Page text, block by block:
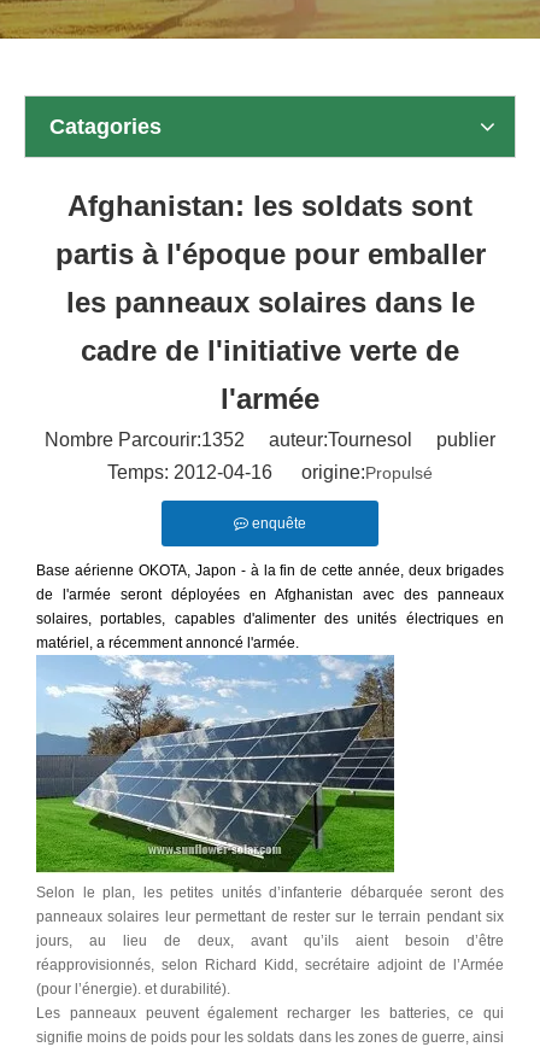
Catagories
Afghanistan: les soldats sont
partis à l'époque pour emballer
les panneaux solaires dans le
cadre de l'initiative verte de
l'armée
Nombre Parcourir:1352 auteur:Tournesol publier
Temps: 2012-04-16 origine:Propulsé
enquête
Base aérienne OKOTA, Japon - à la fin de cette année, deux brigades
de l'armée seront déployées en Afghanistan avec des panneaux
solaires, portables, capables d'alimenter des unités électriques en
matériel, a récemment annoncé l'armée.
Selon le plan, les petites unités d’infanterie débarquée seront des
panneaux solaires leur permettant de rester sur le terrain pendant six
jours, au lieu de deux, avant qu’ils aient besoin d’être
réapprovisionnés, selon Richard Kidd, secrétaire adjoint de l’Armée
(pour l’énergie). et durabilité).
Les panneaux peuvent également recharger les batteries, ce qui
signifie moins de poids pour les soldats dans les zones de guerre, ainsi